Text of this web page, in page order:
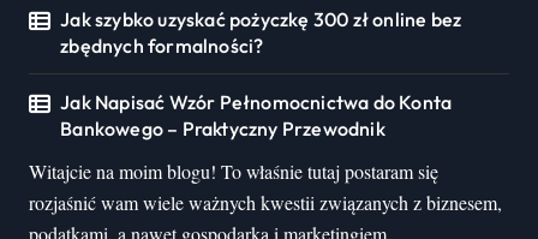
Jak szybko uzyskać pożyczkę 300 zł online bez
zbędnych formalności?
Jak Napisać Wzór Pełnomocnictwa do Konta
Bankowego – Praktyczny Przewodnik
Witajcie na moim blogu! To właśnie tutaj postaram się
rozjaśnić wam wiele ważnych kwestii związanych z biznesem,
podatkami, a nawet gospodarką i marketingiem.